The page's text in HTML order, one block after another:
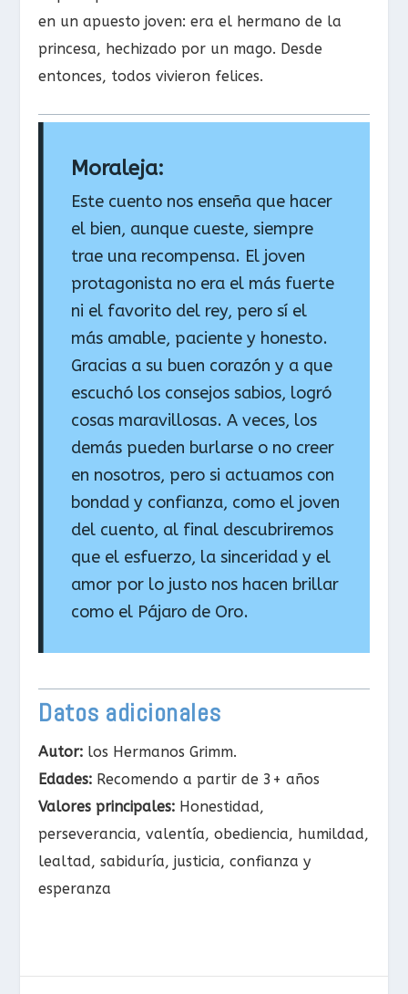
en un apuesto joven: era el hermano de la
princesa, hechizado por un mago. Desde
entonces, todos vivieron felices.
Moraleja:
Este cuento nos enseña que hacer
el bien, aunque cueste, siempre
trae una recompensa. El joven
protagonista no era el más fuerte
ni el favorito del rey, pero sí el
más amable, paciente y honesto.
Gracias a su buen corazón y a que
escuchó los consejos sabios, logró
cosas maravillosas. A veces, los
demás pueden burlarse o no creer
en nosotros, pero si actuamos con
bondad y confianza, como el joven
del cuento, al final descubriremos
que el esfuerzo, la sinceridad y el
amor por lo justo nos hacen brillar
como el Pájaro de Oro.
Datos adicionales
Autor: los Hermanos Grimm.
Edades: Recomendo a partir de 3+ años
Valores principales: Honestidad,
perseverancia, valentía, obediencia, humildad,
lealtad, sabiduría, justicia, confianza y
esperanza